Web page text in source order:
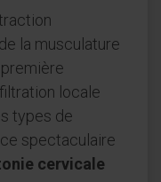
la musculature
locale
types de
spectaculaire
cervicale